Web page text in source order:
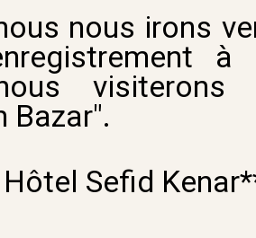
nous irons
Bazar".
Sefid